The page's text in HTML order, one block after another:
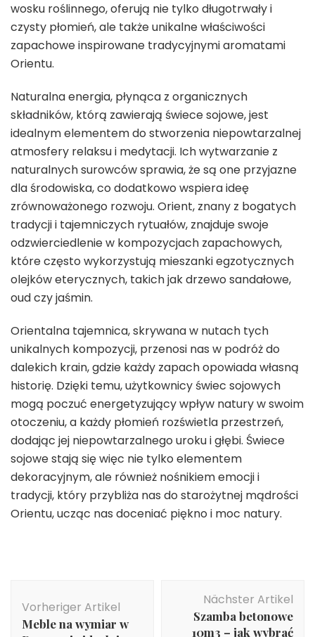
wosku roślinnego, oferują nie tylko długotrwały i
czysty płomień, ale także unikalne właściwości
zapachowe inspirowane tradycyjnymi aromatami
Orientu.
Naturalna energia, płynąca z organicznych
składników, którą zawierają świece sojowe, jest
idealnym elementem do stworzenia niepowtarzalnej
atmosfery relaksu i medytacji. Ich wytwarzanie z
naturalnych surowców sprawia, że są one przyjazne
dla środowiska, co dodatkowo wspiera ideę
zrównoważonego rozwoju. Orient, znany z bogatych
tradycji i tajemniczych rytuałów, znajduje swoje
odzwierciedlenie w kompozycjach zapachowych,
które często wykorzystują mieszanki egzotycznych
olejków eterycznych, takich jak drzewo sandałowe,
oud czy jaśmin.
Orientalna tajemnica, skrywana w nutach tych
unikalnych kompozycji, przenosi nas w podróż do
dalekich krain, gdzie każdy zapach opowiada własną
historię. Dzięki temu, użytkownicy świec sojowych
mogą poczuć energetyzujący wpływ natury w swoim
otoczeniu, a każdy płomień rozświetla przestrzeń,
dodając jej niepowtarzalnego uroku i głębi. Świece
sojowe stają się więc nie tylko elementem
dekoracyjnym, ale również nośnikiem emocji i
tradycji, który przybliża nas do starożytnej mądrości
Orientu, ucząc nas doceniać piękno i moc natury.
Vorheriger Artikel
Meble na wymiar w
Nächster Artikel
Szamba betonowe
10m3 – jak wybrać